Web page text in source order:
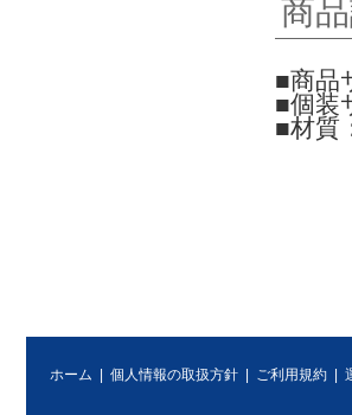
商
■商品
■個装
■材質
ホーム 個人情報の取扱方針 ご利用規約